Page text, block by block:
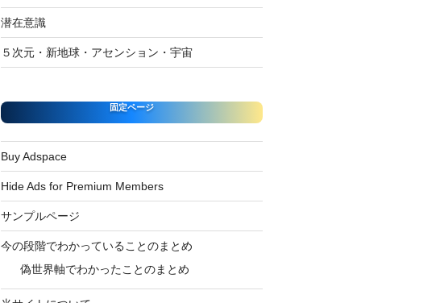
潜在意識
５次元・新地球・アセンション・宇宙
固定ページ
Buy Adspace
Hide Ads for Premium Members
サンプルページ
今の段階でわかっていることのまとめ
偽世界軸でわかったことのまとめ